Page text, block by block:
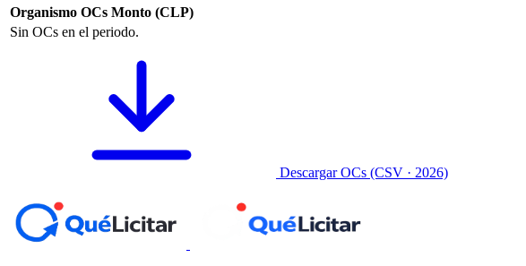
Organismo OCs Monto (CLP)
Sin OCs en el periodo.
Descargar OCs (CSV · 2026)